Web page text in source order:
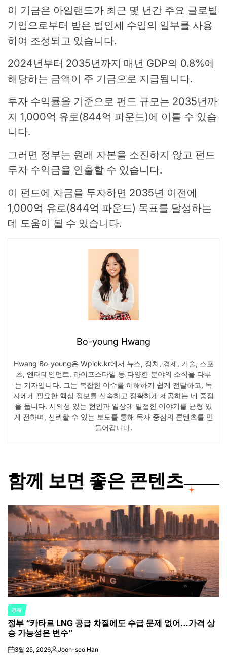
이 기금은 아일랜드가 최근 몇 년간 주요 글로벌
기업으로부터 받은 법인세 수입의 일부를 사용
하여 조성되고 있습니다.
2024년부터 2035년까지 매년 GDP의 0.8%에
해당하는 금액이 주 기금으로 지급됩니다.
투자 수익률을 기준으로 펀드 규모는 2035년까
지 1,000억 유로(844억 파운드)에 이를 수 있습
니다.
그러면 정부는 원래 자본을 소진하지 않고 펀드
투자 수익금을 인출할 수 있습니다.
이 펀드에 자금을 투자하면 2035년 이전에
1,000억 유로(844억 파운드) 목표를 달성하는
데 도움이 될 수 있습니다.
Bo-young Hwang
Hwang Bo-young은 Wpick.kr에서 뉴스, 정치, 경제, 기술, 스포
츠, 엔터테인먼트, 라이프스타일 등 다양한 분야의 소식을 다루
는 기자입니다. 그는 복잡한 이슈를 이해하기 쉽게 전달하고, 독
자에게 필요한 핵심 정보를 신속하고 정확하게 제공하는 데 중점
을 둡니다. 시의성 있는 현안과 일상에 밀접한 이야기를 균형 있
게 전하며, 신뢰할 수 있는 보도를 통해 독자 중심의 콘텐츠를 만
들어갑니다.
함께 보면 좋은 콘텐츠
POSTED
IN
경제
정부 “카타르 LNG 공급 차질에도 수급 문제 없어…가격 상
승 가능성은 변수”
on3월 25, 2026Posted
Joon-seo Han